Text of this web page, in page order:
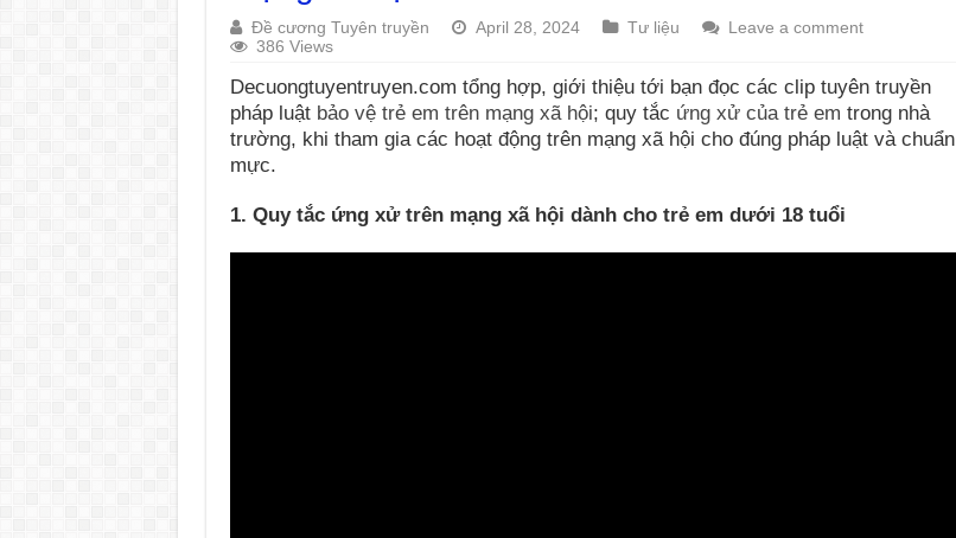
Đề cương Tuyên truyền April 28, 2024 Tư liệu
Leave a comment
386 Views
Decuongtuyentruyen.com tổng hợp, giới thiệu tới bạn đọc các clip tuyên truyền
pháp luật bảo vệ trẻ em trên mạng xã hội; quy tắc ứng xử của trẻ em trong nhà
trường, khi tham gia các hoạt động trên mạng xã hội cho đúng pháp luật và chuẩn
mực.
1. Quy tắc ứng xử trên mạng xã hội dành cho trẻ em dưới 18 tuổi